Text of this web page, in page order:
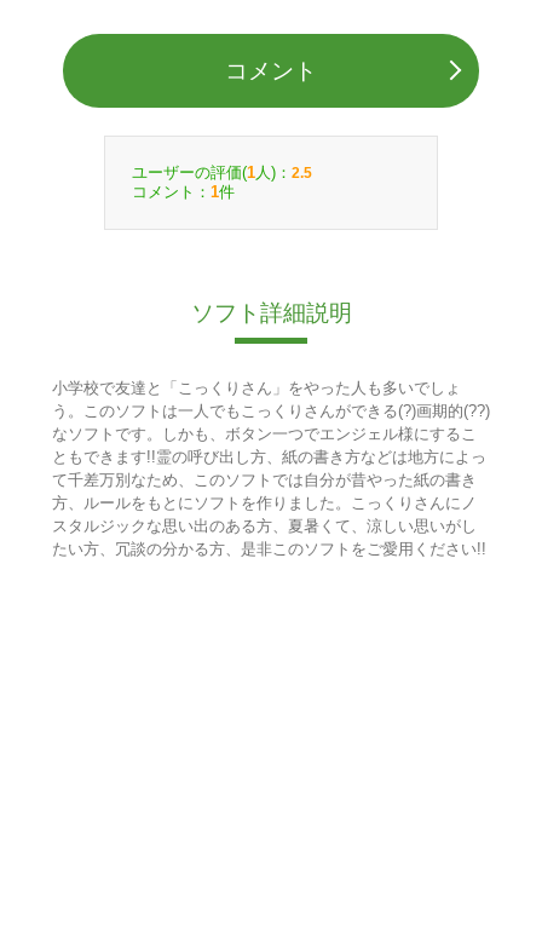
コメント
ユーザーの評価(1 人)： 2.5
コメント： 1件
ソフト詳細説明
小学校で友達と「こっくりさん」をやった人も多いでしょ
う。このソフトは一人でもこっくりさんができる(?)画期的(??)
なソフトです。しかも、ボタン一つでエンジェル様にするこ
ともできます!!霊の呼び出し方、紙の書き方などは地方によっ
て千差万別なため、このソフトでは自分が昔やった紙の書き
方、ルールをもとにソフトを作りました。こっくりさんにノ
スタルジックな思い出のある方、夏暑くて、涼しい思いがし
たい方、冗談の分かる方、是非このソフトをご愛用ください!!